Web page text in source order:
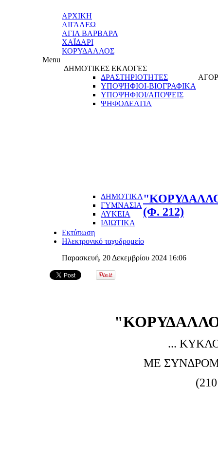
ΑΡΧΙΚΗ
ΑΙΓΑΛΕΩ
ΑΓΙΑ ΒΑΡΒΑΡΑ
ΧΑΪΔΑΡΙ
ΚΟΡΥΔΑΛΛΟΣ
Menu
ΔΗΜΟΤΙΚΕΣ ΕΚΛΟΓΕΣ
ΔΡΑΣΤΗΡΙΟΤΗΤΕΣ
ΥΠΟΨΗΦΙΟΙ-ΒΙΟΓΡΑΦΙΚΑ
ΥΠΟΨΗΦΙΟΙ/ΑΠΟΨΕΙΣ
ΨΗΦΟΔΕΛΤΙΑ
ΔΗΜΟΤΙΚΑ
ΓΥΜΝΑΣΙΑ
ΛΥΚΕΙΑ
ΙΔΙΩΤΙΚΑ
(Φ. 212)
Εκτύπωση
Ηλεκτρονικό ταχυδρομείο
Παρασκευή, 20 Δεκεμβρίου 2024 16:06
...
ΜΕ